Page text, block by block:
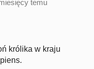
temu
królika w kraju